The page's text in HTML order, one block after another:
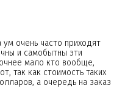
очень часто приходят
и самобытны эти
мало кто вообще,
так как стоимость таких
а очередь на заказ